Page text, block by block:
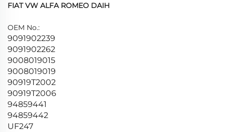
FIAT VW ALFA ROMEO DAIH
OEM No.:
9091902239
9091902262
9008019015
9008019019
90919T2002
90919T2006
94859441
94859442
UF247